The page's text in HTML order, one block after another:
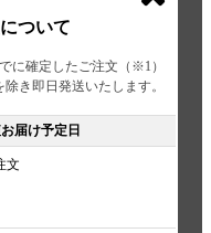
ついて
に確定したご注文（※1）
き即日発送いたします。
届け予定日
文